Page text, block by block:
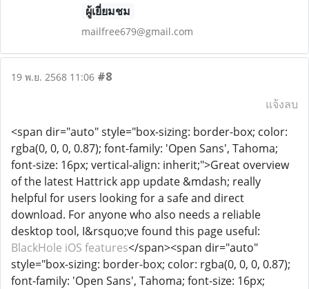
ผู้เยี่ยมชม
mailfree679@gmail.com
19 พ.ย. 2568 11:06 #8
แจ้งลบ
<span dir="auto" style="box-sizing: border-box; color:
rgba(0, 0, 0, 0.87); font-family: 'Open Sans', Tahoma;
font-size: 16px; vertical-align: inherit;">Great overview
of the latest Hattrick app update &mdash; really
helpful for users looking for a safe and direct
download. For anyone who also needs a reliable
desktop tool, I&rsquo;ve found this page useful:
BlackHole iOS features</span><span dir="auto"
style="box-sizing: border-box; color: rgba(0, 0, 0, 0.87);
font-family: 'Open Sans', Tahoma; font-size: 16px;